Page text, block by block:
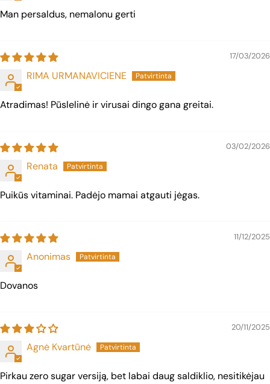
Man persaldus, nemalonu gerti
17/03/2026
RIMA URMANAVICIENE
Atradimas! Pūslelinė ir virusai dingo gana greitai.
03/02/2026
Renata
Puikūs vitaminai. Padėjo mamai atgauti jėgas.
11/12/2025
Anonimas
Dovanos
20/11/2025
Agnė Kvartūnė
Pirkau zero sugar versiją, bet labai daug saldiklio, nesitikėjau